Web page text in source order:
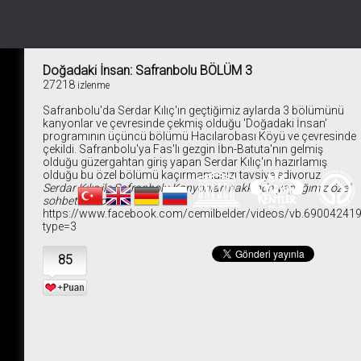
Doğadaki İnsan: Safranbolu BÖLÜM 3
27218 izlenme
Safranbolu'da Serdar Kılıç'ın geçtiğimiz aylarda 3 bölümünü
kanyonlar ve çevresinde çekmiş olduğu 'Doğadaki İnsan'
programının üçüncü bölümü Hacılarobası Köyü ve çevresinde
çekildi. Safranbolu'ya Fas'lı gezgin İbn-Batuta'nın gelmiş
olduğu güzergahtan giriş yapan Serdar Kılıç'ın hazırlamış
olduğu bu özel bölümü kaçırmamanızı tavsiye ediyoruz.
Serdar Kılıç ile Safranbolu Kanyonları hakkında yaptığımız özel
sohbet videosu
https://www.facebook.com/cemilbelder/videos/
type=3
85